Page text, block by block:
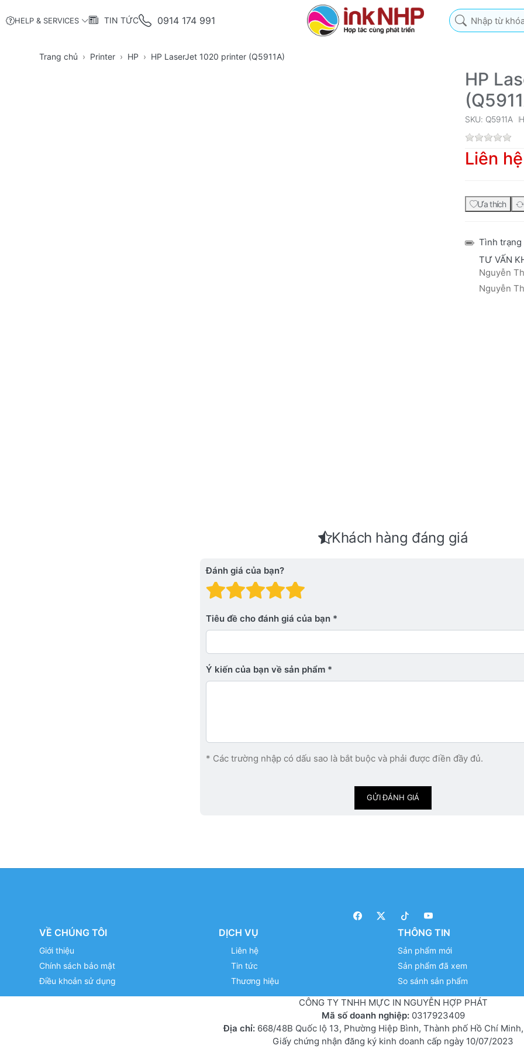
HELP & SERVICES TIN TỨC 0914 174 991
Nhập từ khóa tìm
Trang chủ Printer HP HP LaserJet 1020 printer (Q5911A)
HP
SKU: Q5911A
Liên hệ
Ưa thích
Tình trạng
TƯ VẤN
Nguyễn
Nguyễn
Khách hàng đáng giá
Đánh giá của bạn?
Đánh giá: 4 trên 5 sao.
Đánh giá: 3 trên 5 sao.
Đánh giá: 2 trên 5 sao.
Đánh giá: 1 trên 5 sao. Xấu
Tiêu đề cho đánh giá của bạn
Ý kiến ​​của bạn về sản phẩm
* Các trường nhập có dấu sao là bắt buộc và phải được điền đầy đủ.
GỬI ĐÁNH GIÁ
VỀ CHÚNG TÔI
Giới thiệu
Chính sách bảo mật
Điều khoản sử dụng
DỊCH VỤ
Liên hệ
Tin tức
Thương hiệu
THÔNG TIN
Sản phẩm mới
Sản phẩm đã xem
So sánh sản phẩm
CÔNG TY TNHH MỰC IN NGUYỄN HỢP PHÁT
Mã số doanh nghiệp: 0317923409
Địa chỉ:668/48B Quốc lộ 13, Phường Hiệp Bình, Thành phố Hồ Chí
Giấy chứng nhận đăng ký kinh doanh cấp ngày 10/07/2023